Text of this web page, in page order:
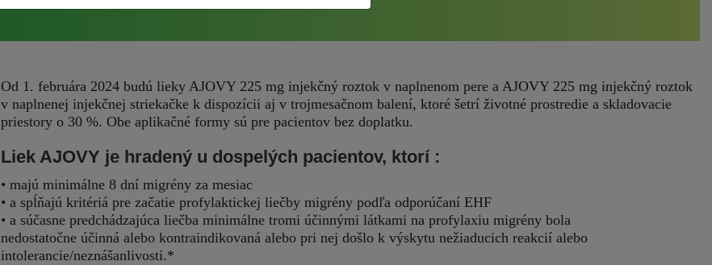
Od 1. februára 2024 budú lieky AJOVY 225 mg injekčný roztok v naplnenom pere a AJOVY 225 mg injekčný roztok
v naplnenej injekčnej striekačke k dispozícii aj v trojmesačnom balení, ktoré šetrí životné prostredie a skladovacie
priestory o 30 %. Obe aplikačné formy sú pre pacientov bez doplatku.
Liek AJOVY je hradený u dospelých pacientov, ktorí :
• majú minimálne 8 dní migrény za mesiac
• a spĺňajú kritériá pre začatie profylaktickej liečby migrény podľa odporúčaní EHF
• a súčasne predchádzajúca liečba minimálne tromi účinnými látkami na profylaxiu migrény bola
nedostatočne účinná alebo kontraindikovaná alebo pri nej došlo k výskytu nežiaducich reakcií alebo
intolerancie/neznášanlivosti.*